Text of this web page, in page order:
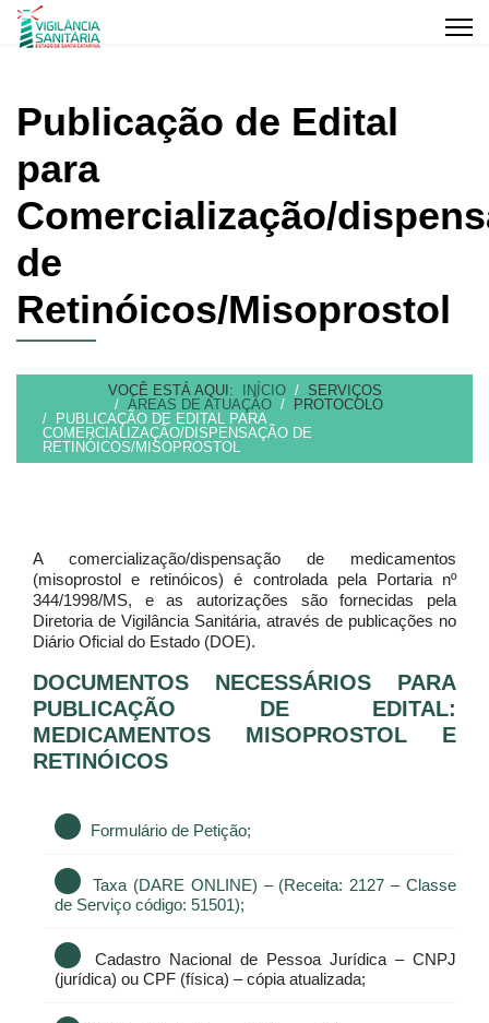
Publicação de Edital
para
Comercialização/
de
Retinóicos/Misoprostol
VOCÊ ESTÁ AQUI: INÍCIO
SERVIÇOS
ÁREAS DE ATUAÇÃO
PROTOCOLO
PUBLICAÇÃO DE EDITAL PARA
COMERCIALIZAÇÃO/DISPENSAÇÃO DE
RETINÓICOS/MISOPROSTOL
A comercialização/dispensação de medicamentos
(misoprostol e retinóicos) é controlada pela Portaria nº
344/1998/MS, e as autorizações são fornecidas pela
Diretoria de Vigilância Sanitária, através de publicações no
Diário Oficial do Estado (DOE).
DOCUMENTOS NECESSÁRIOS PARA
PUBLICAÇÃO DE EDITAL:
MEDICAMENTOS MISOPROSTOL E
RETINÓICOS
Formulário de Petição;
Taxa (DARE ONLINE) – (Receita: 2127 – Classe
de Serviço código: 51501);
Cadastro Nacional de Pessoa Jurídica – CNPJ
(jurídica) ou CPF (física) – cópia atualizada;